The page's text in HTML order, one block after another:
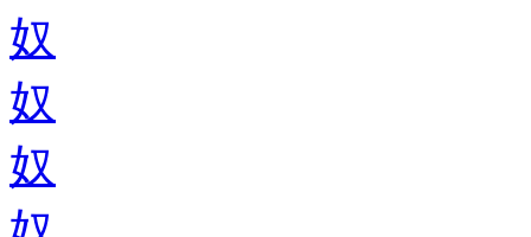
奴
奴
奴